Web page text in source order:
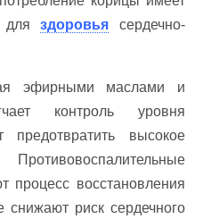
дляздоровья сердечно-
эфирными маслами и
контроль уровня
предотвратить высокое
процесс восстановления
снижают риск сердечного